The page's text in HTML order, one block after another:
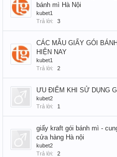
bánh mì Hà Nội
kubet1
Trả lời:
3
CÁC MẪU GIẤY GÓI
HIỆN NAY
kubet1
Trả lời:
2
ƯU ĐIỂM KHI SỬ DỤNG
kubet2
Trả lời:
1
giấy kraft gói bánh mì -
cửa hàng Hà nội
kubet2
Trả lời:
2